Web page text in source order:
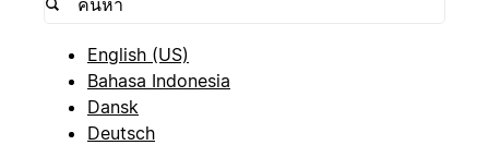
English (US)
Bahasa Indonesia
Dansk
Deutsch